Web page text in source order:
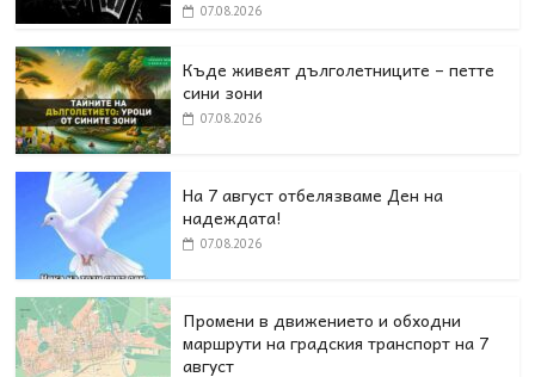
07.08.2026
Къде живеят дълголетниците – петте
сини зони
07.08.2026
На 7 август отбелязваме Ден на
надеждата!
07.08.2026
Промени в движението и обходни
маршрути на градския транспорт на 7
август